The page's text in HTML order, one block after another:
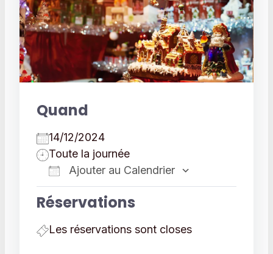
Quand
14/12/2024
Toute la journée
Ajouter au Calendrier
Réservations
Les réservations sont closes